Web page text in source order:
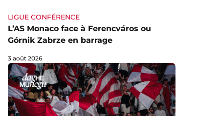
LIGUE CONFÉRENCE
L’AS Monaco face à Ferencváros ou
Górnik Zabrze en barrage
3 août 2026